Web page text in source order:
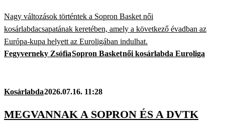
Nagy változások történtek a Sopron Basket női
kosárlabdacsapatának keretében, amely a következő évadban az
Európa-kupa helyett az Euroligában indulhat.
Fegyverneky ZsófiaSopron Basketnői kosárlabda Euroliga
Kosárlabda2026.07.16. 11:28
MEGVANNAK A SOPRON ÉS A DVTK